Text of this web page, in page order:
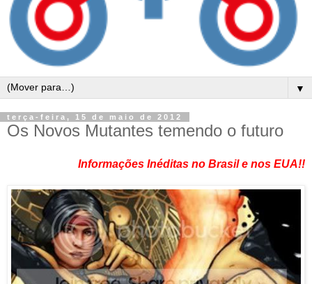
▼
terça-feira, 15 de maio de 2012
Os Novos Mutantes temendo o futuro
Informações Inéditas no Brasil e nos EUA!!